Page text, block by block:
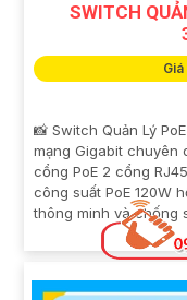
SWITCH
📸 Switch Quản Lý
mạng Gigabit chuyên
cổng PoE 2 cổng
công suất PoE 120W
thông minh và chống